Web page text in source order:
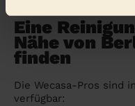
Eine
Nähe von
finden
Die Wecasa-Pros sind
verfügbar: